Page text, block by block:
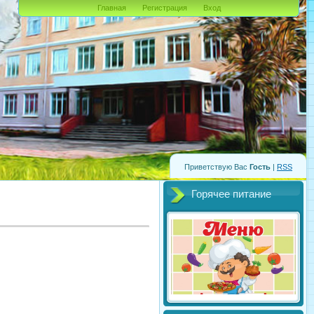
Приветствую Вас Гость | RSS
Главная Регистрация Вход
Горячее питание